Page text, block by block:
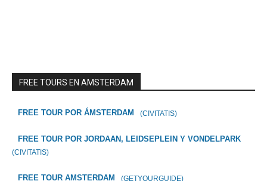
FREE TOURS EN AMSTERDAM
FREE TOUR POR ÁMSTERDAM (CIVITATIS)
FREE TOUR POR JORDAAN, LEIDSEPLEIN Y VONDELPARK
(CIVITATIS)
FREE TOUR AMSTERDAM (GETYOURGUIDE)